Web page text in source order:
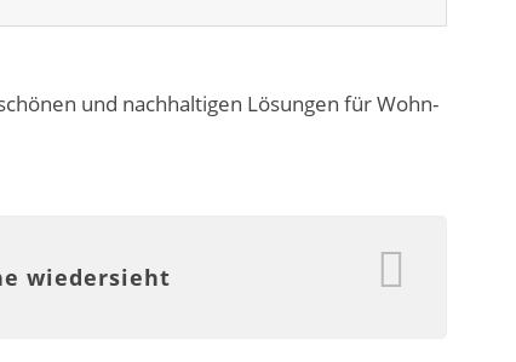
und nachhaltigen Lösungen für Wohn-
wiedersieht